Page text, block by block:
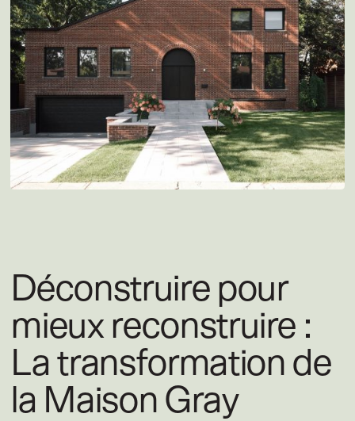
Déconstruire pour
mieux reconstruire :
La transformation de
la Maison Gray